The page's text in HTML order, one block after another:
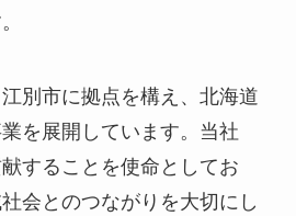
別市に拠点を構え、北海道
を展開しています。当社
することを使命としてお
会とのつながりを大切にし